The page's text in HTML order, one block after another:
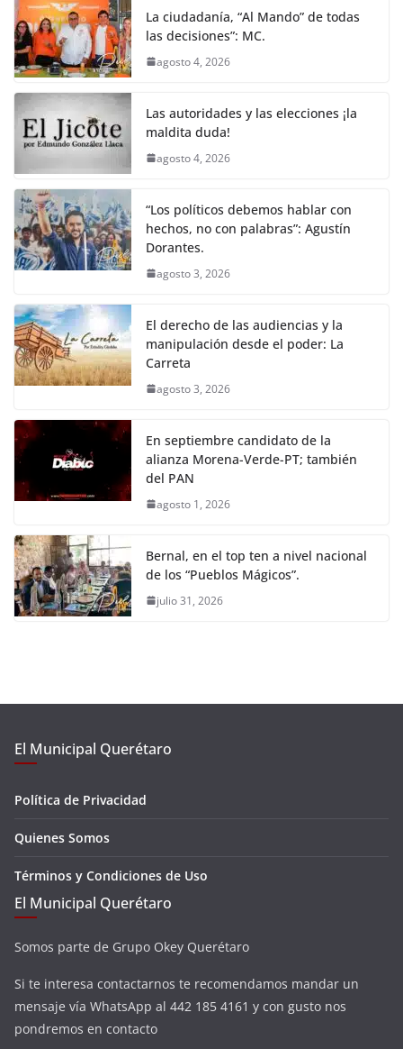
La ciudadanía, “Al Mando” de todas
las decisiones”: MC.
agosto 4, 2026
Las autoridades y las elecciones ¡la
maldita duda!
agosto 4, 2026
“Los políticos debemos hablar con
hechos, no con palabras”: Agustín
Dorantes.
agosto 3, 2026
El derecho de las audiencias y la
manipulación desde el poder: La
Carreta
agosto 3, 2026
En septiembre candidato de la
alianza Morena-Verde-PT; también
del PAN
agosto 1, 2026
Bernal, en el top ten a nivel nacional
de los “Pueblos Mágicos”.
julio 31, 2026
El Municipal Querétaro
Política de Privacidad
Quienes Somos
Términos y Condiciones de Uso
El Municipal Querétaro
Somos parte de Grupo Okey Querétaro
Si te interesa contactarnos te recomendamos mandar un
mensaje vía WhatsApp al 442 185 4161 y con gusto nos
pondremos en contacto